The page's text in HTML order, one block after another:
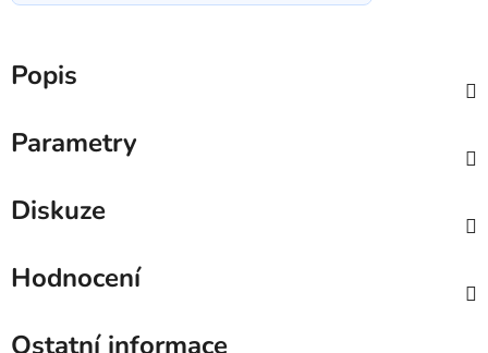
Popis
Parametry
Diskuze
Hodnocení
Ostatní informace